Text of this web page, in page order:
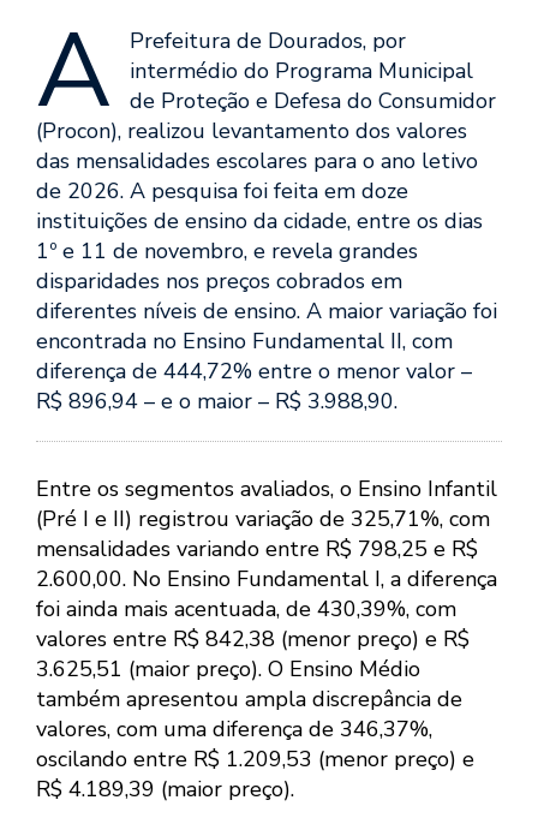
A
Prefeitura de Dourados, por
intermédio do Programa Municipal
de Proteção e Defesa do Consumidor
(Procon), realizou levantamento dos valores
das mensalidades escolares para o ano letivo
de 2026. A pesquisa foi feita em doze
instituições de ensino da cidade, entre os dias
1º e 11 de novembro, e revela grandes
disparidades nos preços cobrados em
diferentes níveis de ensino. A maior variação foi
encontrada no Ensino Fundamental II, com
diferença de 444,72% entre o menor valor –
R$ 896,94 – e o maior – R$ 3.988,90.
Entre os segmentos avaliados, o Ensino Infantil
(Pré I e II) registrou variação de 325,71%, com
mensalidades variando entre R$ 798,25 e R$
2.600,00. No Ensino Fundamental I, a diferença
foi ainda mais acentuada, de 430,39%, com
valores entre R$ 842,38 (menor preço) e R$
3.625,51 (maior preço). O Ensino Médio
também apresentou ampla discrepância de
valores, com uma diferença de 346,37%,
oscilando entre R$ 1.209,53 (menor preço) e
R$ 4.189,39 (maior preço).